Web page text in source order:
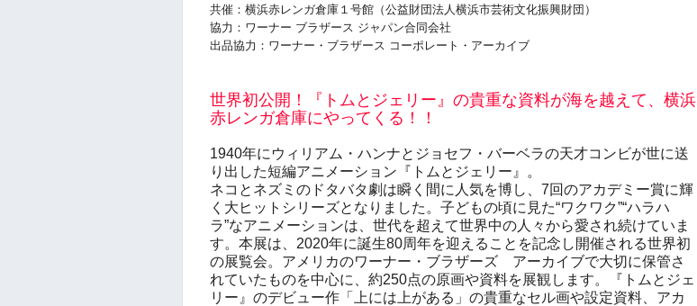
共催：横浜赤レンガ倉庫１号館（公益財団法人横浜市芸術文化振興財団）
協力：ワーナー ブラザース ジャパン合同会社
出品協力：ワーナー・ブラザース コーポレート・アーカイブ
世界初公開！『トムとジェリー』の貴重な資料が海を越えて、横浜
赤レンガ倉庫にやってくる！！
1940年にウィリアム・ハンナとジョセフ・バーベラの天才コンビが世に送
り出した短編アニメーション『トムとジェリー』。
ネコとネズミのドタバタ劇は瞬く間に人気を博し、7回のアカデミー賞に輝
く大ヒットシリーズとなりました。子どもの頃に見た“ワクワク”“ハラハ
ラ”なアニメーションは、世代を超えて世界中の人々から愛され続けていま
す。本展は、2020年に誕生80周年を迎えることを記念し開催される世界初
の展覧会。アメリカのワーナー・ブラザーズ アーカイブで大切に保管さ
れていたものを中心に、約250点の原画や資料を展観します。『トムとジェ
リー』のデビュー作「上には上がある」の貴重なセル画や設定資料、アカ